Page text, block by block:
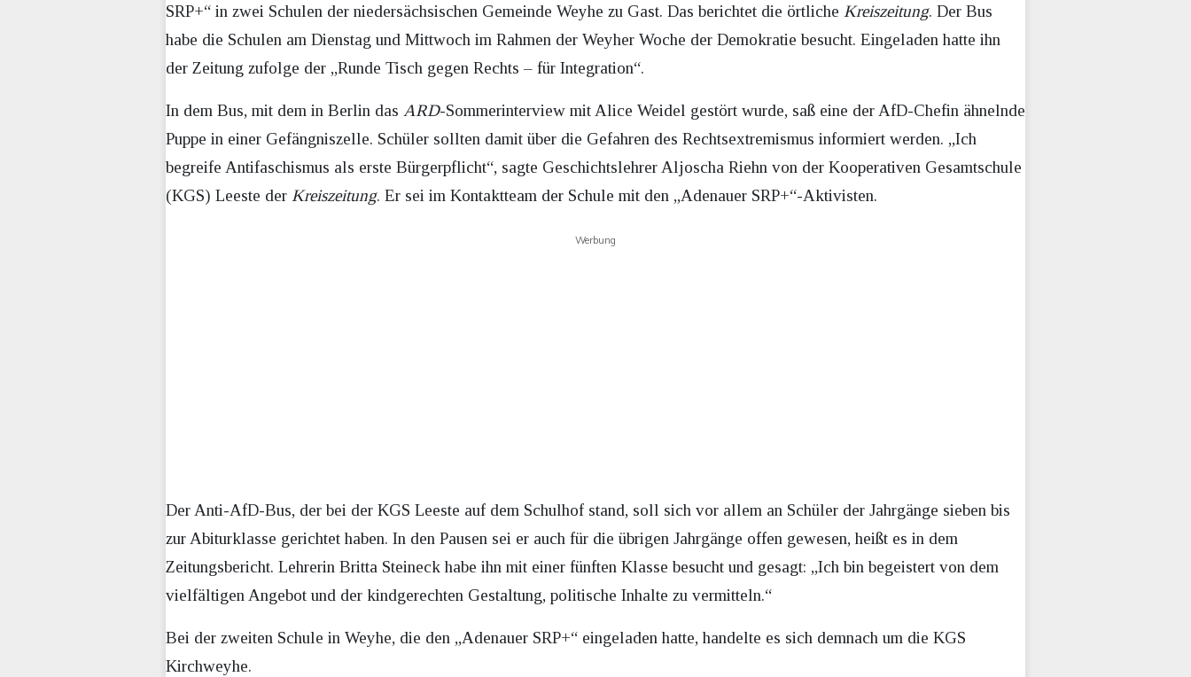
SRP+“ in zwei Schulen der niedersächsischen Gemeinde Weyhe zu Gast. Das berichtet die örtliche Kreiszeitung. Der Bus
habe die Schulen am Dienstag und Mittwoch im Rahmen der Weyher Woche der Demokratie besucht. Eingeladen hatte ihn
der Zeitung zufolge der „Runde Tisch gegen Rechts – für Integration“.
In dem Bus, mit dem in Berlin das ARD-Sommerinterview mit Alice Weidel gestört wurde, saß eine der AfD-Chefin ähnelnde
Puppe in einer Gefängniszelle. Schüler sollten damit über die Gefahren des Rechtsextremismus informiert werden. „Ich
begreife Antifaschismus als erste Bürgerpflicht“, sagte Geschichtslehrer Aljoscha Riehn von der Kooperativen Gesamtschule
(KGS) Leeste der Kreiszeitung. Er sei im Kontaktteam der Schule mit den „Adenauer SRP+“-Aktivisten.
Werbung
Der Anti-AfD-Bus, der bei der KGS Leeste auf dem Schulhof stand, soll sich vor allem an Schüler der Jahrgänge sieben bis
zur Abiturklasse gerichtet haben. In den Pausen sei er auch für die übrigen Jahrgänge offen gewesen, heißt es in dem
Zeitungsbericht. Lehrerin Britta Steineck habe ihn mit einer fünften Klasse besucht und gesagt: „Ich bin begeistert von dem
vielfältigen Angebot und der kindgerechten Gestaltung, politische Inhalte zu vermitteln.“
Bei der zweiten Schule in Weyhe, die den „Adenauer SRP+“ eingeladen hatte, handelte es sich demnach um die KGS
Kirchweyhe.